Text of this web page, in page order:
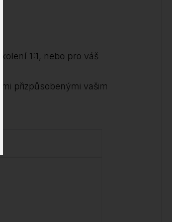
1:1, nebo pro váš
přizpůsobenými vašim